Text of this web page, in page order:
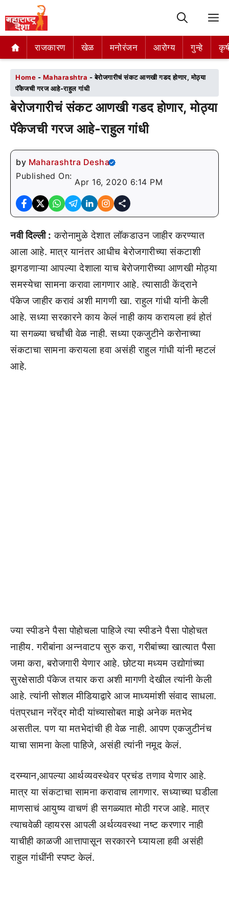
राजकारण खेळ मनोरंजन आरोग्य गुन्हे
राजकारण खेळ मनोरंजन आरोग्य गुन्हे
Home - Maharashtra -बेरोजगारीचं संकट आणखी गडद होणार, मोठ्या
पॅकेजची गरज आहे-राहुल गांधी
बेरोजगारीचं संकट आणखी गडद होणार, मोठ्या
पॅकेजची गरज आहे-राहुल गांधी
by Maharashtra Desha
Published On:
Apr 16, 2020 6:14 PM
नवी दिल्ली : करोनामुळे देशात लॉकडाउन जाहीर करण्यात
आला आहे. मात्र यानंतर आधीच बेरोजगारीच्या संकटाशी
झगडणाऱ्या आपल्या देशाला याच बेरोजगारीच्या आणखी मोठ्या
समस्येचा सामना करावा लागणार आहे. त्यासाठी केंद्राने
पॅकेज जाहीर करावं अशी मागणी खा. राहुल गांधी यांनी केली
आहे. सध्या सरकारने काय केलं नाही काय करायला हवं होतं
या सगळ्या चर्चांची वेळ नाही. सध्या एकजुटीने करोनाच्या
संकटाचा सामना करायला हवा असंही राहुल गांधी यांनी म्हटलं
आहे.
ज्या स्पीडने पैसा पोहोचला पाहिजे त्या स्पीडने पैसा पोहोचत
नाहीय. गरीबांना अन्नवाटप सुरु करा, गरीबांच्या खात्यात पैसा
जमा करा, बरोजगारी येणार आहे. छोटया मध्यम उद्योगांच्या
सुरक्षेसाठी पॅकेज तयार करा अशी मागणी देखील त्यांनी केली
आहे. त्यांनी सोशल मीडियाद्वारे आज माध्यमांशी संवाद साधला.
पंतप्रधान नरेंद्र मोदी यांच्यासोबत माझे अनेक मतभेद
असतील. पण या मतभेदांची ही वेळ नाही. आपण एकजुटीनंच
याचा सामना केला पाहिजे, असंही त्यांनी नमूद केलं.
दरम्यान,आपल्या आर्थव्यवस्थेवर प्रचंड तणाव येणार आहे.
मात्र या संकटाचा सामना करावाच लागणार. सध्याच्या घडीला
माणसाचं आयुष्य वाचणं ही सगळ्यात मोठी गरज आहे. मात्र
त्याचवेळी व्हायरस आपली अर्थव्यवस्था नष्ट करणार नाही
याचीही काळजी आत्तापासून सरकारने घ्यायला हवी असंही
राहुल गांधींनी स्पष्ट केलं.